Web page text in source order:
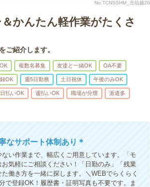
No.TCNSSHM_北信越20
かんたん軽作業がたくさ
ご紹介します。
複数名募集 友達と一緒OK OA不要
OK 週5日勤務 土日祝休 午後のみOK
日払いOK 週払いOK 職場が分煙 派遣多
なサポート体制あり＊
い作業まで、幅広くご用意しています。「モ
気軽にご相談ください！「日勤のみ」「残業
働き方を一緒に探します。＼WEBでらくらく
で登録OK！履歴書・証明写真も不要です。ま